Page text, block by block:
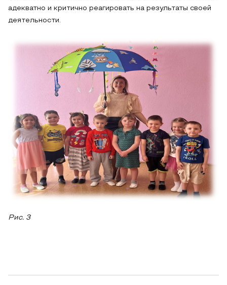
адекватно и критично реагировать на результаты своей
деятельности.
Рис. 3